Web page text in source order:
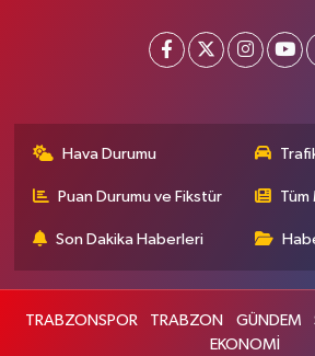
Hava Durumu
Puan Durumu ve Fikstür
Son Dakika Haberleri
TRABZONSPOR TRABZON GÜNDEM
EKONOMİ